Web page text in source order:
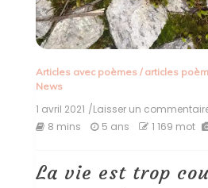
Articles avec poèmes/ articles
News
1 avril 2021 /Laisser un
8 mins 5 ans 1 169 mot
La vie est trop